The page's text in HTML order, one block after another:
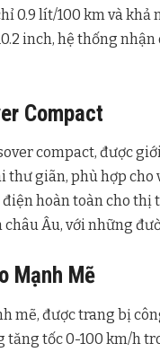
0.9 lít/100 km và khả
inch, hệ thống
Compact
compact, được
giãn, phù hợp
điện hoàn toàn cho thị
Âu, với những
Mạnh Mẽ
mẽ, được trang bị
tốc 0-100 km/h